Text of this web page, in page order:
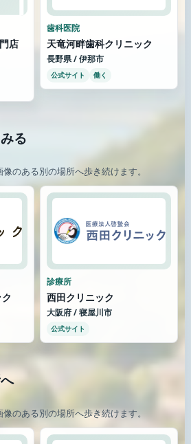
店
歯科医院
天竜河畔歯科クリニック
長野県 / 伊那市
公式サイト 働く
る
のある別の場所へ歩き続けます。
診療所
西田クリニック
大阪府 / 寝屋川市
公式サイト
のある別の場所へ歩き続けます。